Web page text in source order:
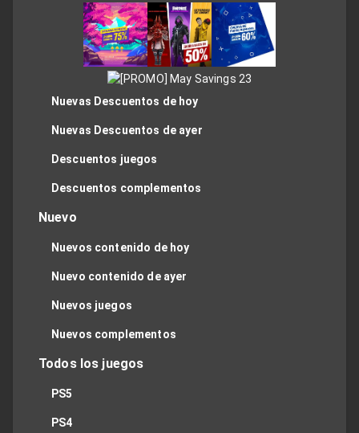
Nuevas Descuentos de hoy
Nuevas Descuentos de ayer
Descuentos juegos
Descuentos complementos
Nuevo
Nuevos contenido de hoy
Nuevo contenido de ayer
Nuevos juegos
Nuevos complementos
Todos los juegos
PS5
PS4